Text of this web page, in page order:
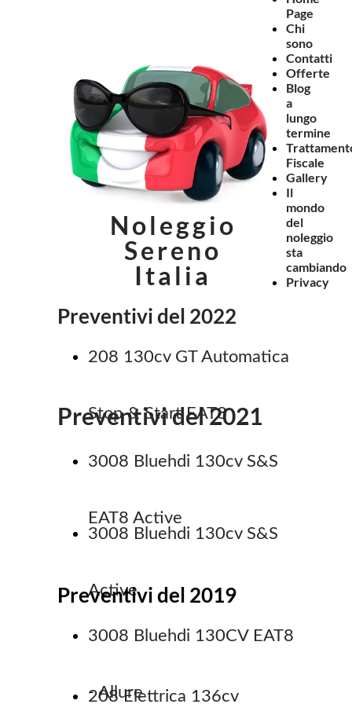
Preventivi del 2022
208 130cv GT Automatica
Stop & Start EAT8
Preventivi del 2021
Noleggio
Sereno
Italia
3008 Bluehdi 130cv S&S
EAT8 Active
3008 Bluehdi 130cv S&S
Active
Page
Chi
sono
Contatti
Offerte
Blog
a
lungo
termine
Fiscale
Gallery
Il
mondo
del
noleggio
sta
cambiando
Privacy
Preventivi del 2019
3008 Bluehdi 130CV EAT8
- Allure
208 Elettrica 136cv